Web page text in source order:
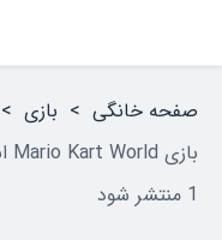
صفحه خانگی > بازی >
1 منتشر شود